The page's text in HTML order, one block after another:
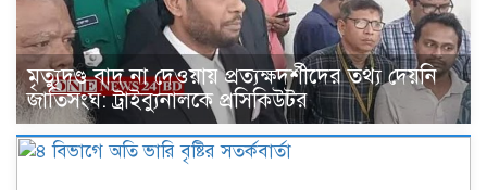
মৃত্যুদণ্ড বাদ না দেওয়ায় প্রত্যক্ষদর্শীদের তথ্য দেয়নি
জাতিসংঘ: ট্রাইব্যুনালকে প্রসিকিউটর